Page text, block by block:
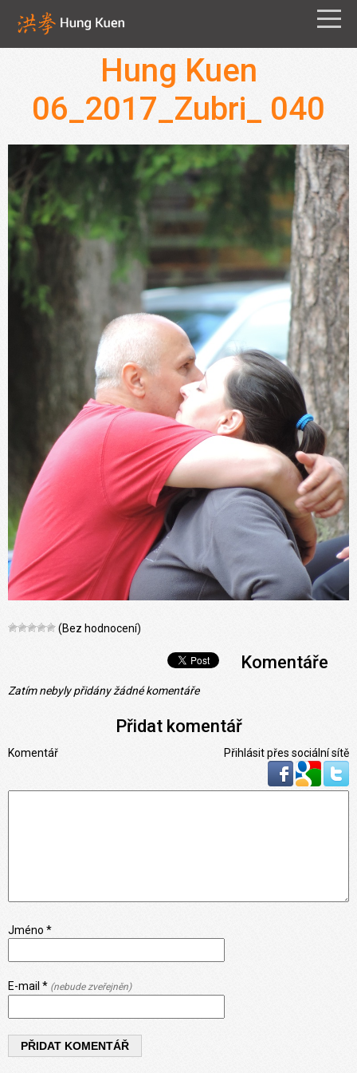
Hung Kuen
06_2017_Zubri_ 040
(Bez hodnocení)
Komentáře
Zatím nebyly přidány žádné komentáře
Přidat komentář
Přihlásit přes sociální sítě
Komentář
Jméno *
E-mail * (nebude zveřejněn)